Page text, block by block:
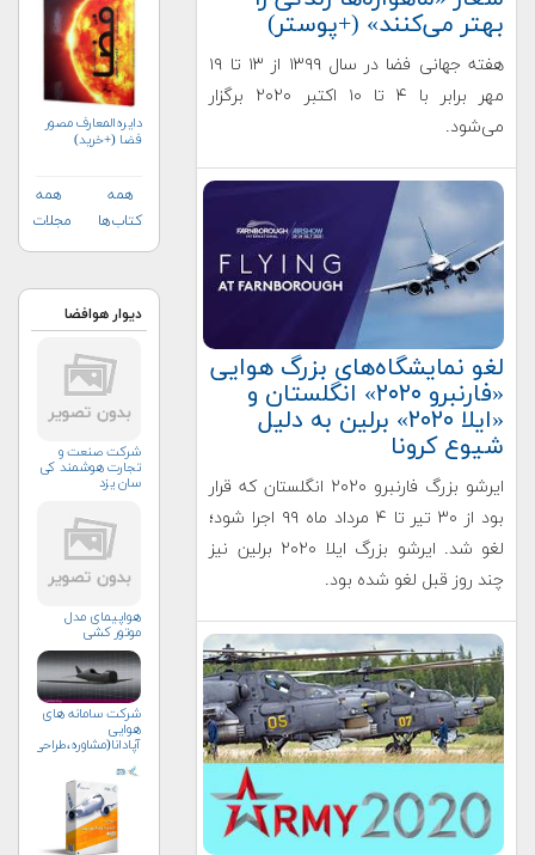
بهتر می‌کنند» (+پوستر)
هفته جهانی فضا در سال ۱۳۹۹ از ۱۳ تا ۱۹
مهر برابر با ۴ تا ۱۰ اکتبر ۲۰۲۰ برگزار
می‌شود.
لغو نمایشگاه‌های بزرگ هوایی
«فارنبرو ۲۰۲۰» انگلستان و
«ایلا ۲۰۲۰» برلین به دلیل
شیوع کرونا
ایرشو بزرگ فارنبرو ۲۰۲۰ انگلستان که قرار
بود از ۳۰ تیر تا ۴ مرداد ماه ۹۹ اجرا شود؛
لغو شد. ایرشو بزرگ ایلا ۲۰۲۰ برلین نیز
چند روز قبل لغو شده بود.
دایره‌المعارف مصور
فضا (+خرید)
همه
کتاب‌ها
همه
مجلات
دیوار هوافضا
شرکت صنعت و
تجارت هوشمند کی
سان یزد
هواپیمای مدل
موتور کشی
شرکت سامانه های
هوایی